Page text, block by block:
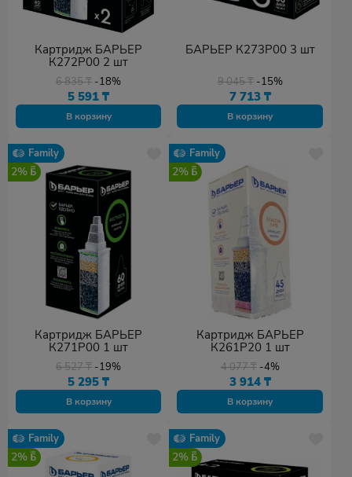
Картридж БАРЬЕР
К272Р00 2 шт
6 835₸ -18%
5 591₸
В корзину
БАРЬЕР К273Р00 3 шт
9 045₸ -15%
7 713 ₸
В корзину
Family
2%
Картридж БАРЬЕР
К271Р00 1 шт
6 527₸ -19%
5 295₸
В корзину
Family
2%
Картридж БАРЬЕР
К261Р20 1 шт
4 077₸ -4%
3 914 ₸
В корзину
Family
2%
Family
2%